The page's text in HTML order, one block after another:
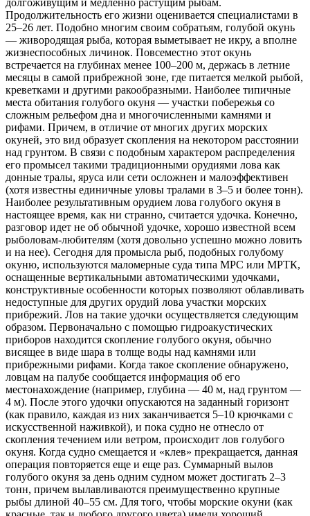
долгоживущим и медленно растущим рыбам.
Продолжительность его жизни оценивается специалистами в
25–26 лет. Подобно многим своим собратьям, голубой окунь
— живородящая рыба, которая выметывает не икру, а вполне
жизнеспособных личинок. Повсеместно этот окунь
встречается на глубинах менее 100–200 м, держась в летние
месяцы в самой прибрежной зоне, где питается мелкой рыбой,
креветками и другими ракообразными. Наиболее типичные
места обитания голубого окуня — участки побережья со
сложным рельефом дна и многочисленными камнями и
рифами. Причем, в отличие от многих других морских
окуней, это вид образует скопления на некотором расстоянии
над грунтом. В связи с подобным характером распределения
его промысел такими традиционными орудиями лова как
донные тралы, яруса или сети осложнен и малоэффективен
(хотя известны единичные уловы тралами в 3–5 и более тонн).
Наиболее результативным орудием лова голубого окуня в
настоящее время, как ни странно, считается удочка. Конечно,
разговор идет не об обычной удочке, хорошо известной всем
рыболовам-любителям (хотя довольно успешно можно ловить
и на нее). Сегодня для промысла рыб, подобных голубому
окуню, используются маломерные суда типа МРС или МРТК,
оснащенные вертикальными автоматическими удочками,
конструктивные особенности которых позволяют облавливать
недоступные для других орудий лова участки морских
прибрежий. Лов на такие удочки осуществляется следующим
образом. Первоначально с помощью гидроакустических
приборов находится скопление голубого окуня, обычно
висящее в виде шара в толще воды над камнями или
прибрежными рифами. Когда такое скопление обнаружено,
ловцам на палубе сообщается информация об его
местонахождение (например, глубина — 40 м, над грунтом —
4 м). После этого удочки опускаются на заданный горизонт
(как правило, каждая из них заканчивается 5–10 крючками с
искусственной наживкой), и пока судно не отнесло от
скопления течением или ветром, происходит лов голубого
окуня. Когда судно смещается и «клев» прекращается, данная
операция повторяется еще и еще раз. Суммарный вылов
голубого окуня за день одним судном может достигать 2–3
тонн, причем вылавливаются преимущественно крупные
рыбы длиной 40–55 см. Для того, чтобы морские окуни (как